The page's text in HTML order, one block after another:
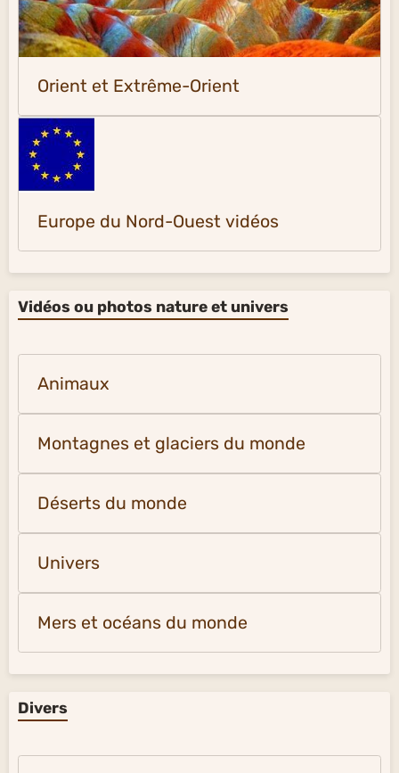
Orient et Extrême-Orient
Europe du Nord-Ouest vidéos
Vidéos ou photos nature et univers
Animaux
Montagnes et glaciers du monde
Déserts du monde
Univers
Mers et océans du monde
Divers